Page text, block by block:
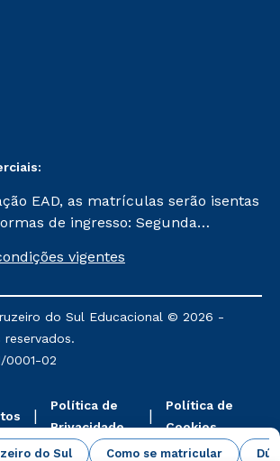
do Sul Como se matricular
EAD, as matrículas serão isentas
de ingresso: Segunda
a taxa de matrícula será de R$
referentes aos cursos: Ensino
para a Docência e Metodologia
Questões Atuais.
vigentes
do Sul Educacional © 2026 -
0001-02
Política de
Privacidade
Política de
Cookies